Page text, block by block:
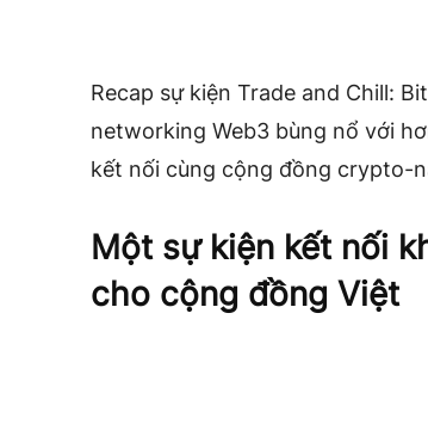
Recap sự kiện Trade and Chill:
networking Web3 bùng nổ với
kết nối cùng cộng đồng crypto-
Một sự kiện kết nối
cho cộng đồng Việt